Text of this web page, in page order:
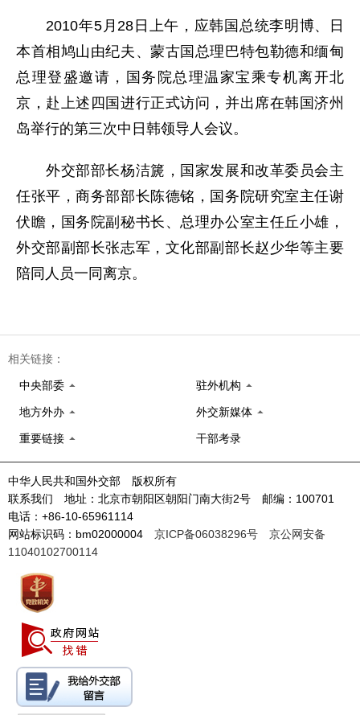
2010年5月28日上午，应韩国总统李明博、日
本首相鸠山由纪夫、蒙古国总理巴特包勒德和缅甸
总理登盛邀请，国务院总理温家宝乘专机离开北
京，赴上述四国进行正式访问，并出席在韩国济州
岛举行的第三次中日韩领导人会议。
外交部部长杨洁篪，国家发展和改革委员会主
任张平，商务部部长陈德铭，国务院研究室主任谢
伏瞻，国务院副秘书长、总理办公室主任丘小雄，
外交部副部长张志军，文化部副部长赵少华等主要
陪同人员一同离京。
相关链接：
中央部委 驻外机构
地方外办 外交新媒体
重要链接 干部考录
中华人民共和国外交部 版权所有
联系我们 地址：北京市朝阳区朝阳门南大街2号 邮编：100701
电话：+86-10-65961114
网站标识码：bm02000004 京ICP备06038296号
京公网安备
11040102700114